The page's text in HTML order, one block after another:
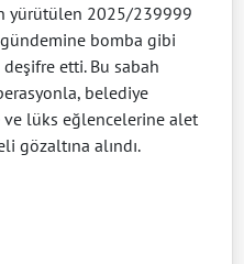
yürütülen 2025/239999
gündemine bomba gibi
etti. Bu sabah
belediye
ve lüks eğlencelerine alet
gözaltına alındı.